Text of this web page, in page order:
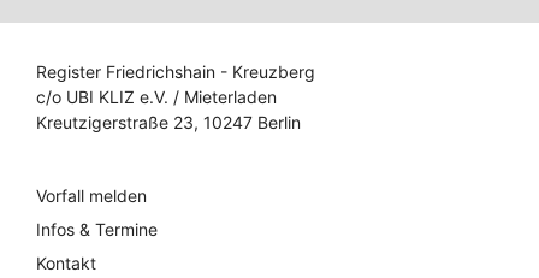
Register Friedrichshain - Kreuzberg
c/o UBI KLIZ e.V. / Mieterladen
Kreutzigerstraße 23, 10247 Berlin
Vorfall melden
Infos & Termine
Kontakt